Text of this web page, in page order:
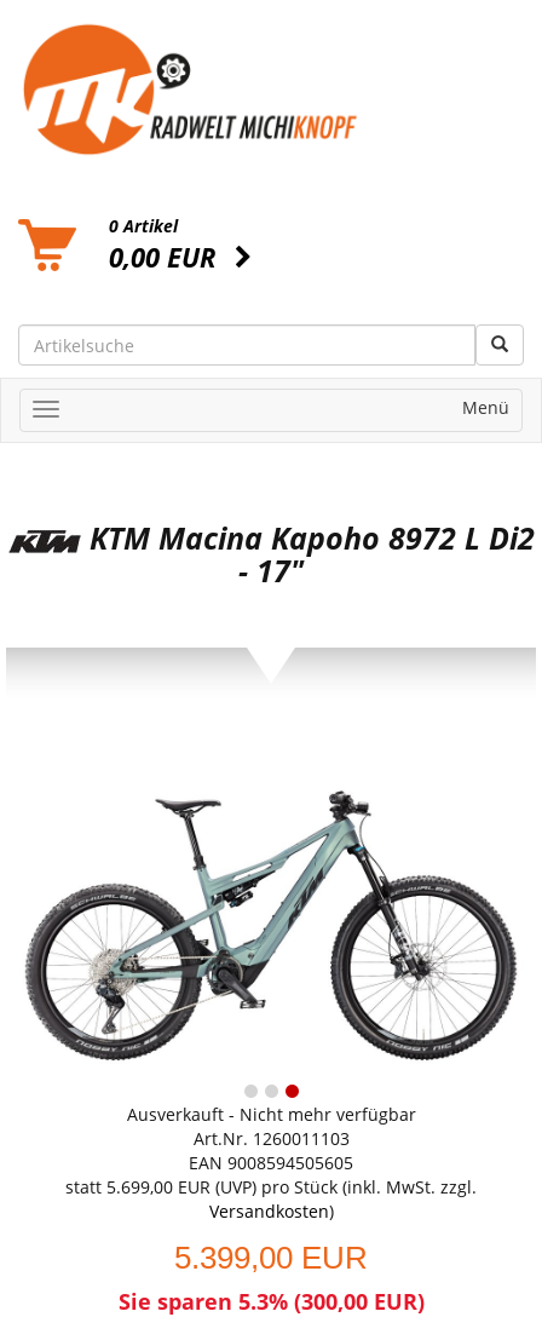
0 Artikel
0,00 EUR
Menü
KTM Macina Kapoho 8972 L Di2
- 17"
Ausverkauft - Nicht mehr verfügbar
Art.Nr. 1260011103
EAN 9008594505605
statt 5.699,00 EUR (UVP) pro Stück (inkl. MwSt. zzgl.
Versandkosten)
5.399,00 EUR
Sie sparen 5.3% (300,00 EUR)